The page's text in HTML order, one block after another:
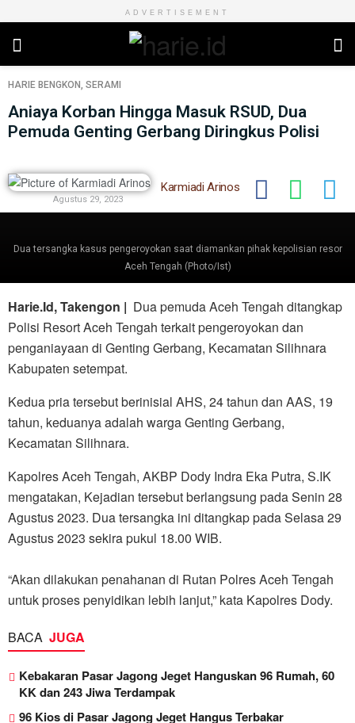
ADVERTISEMENT
HARIE BENGKON, SERAMI
Aniaya Korban Hingga Masuk RSUD, Dua
Pemuda Genting Gerbang Diringkus Polisi
Karmiadi Arinos
Agustus 29, 2023
Dua tersangka kasus pengeroyokan saat diamankan pihak kepolisian resor
Aceh Tengah (Photo/Ist)
Harie.Id, Takengon | Dua pemuda Aceh Tengah ditangkap
Polisi Resort Aceh Tengah terkait pengeroyokan dan
penganiayaan di Genting Gerbang, Kecamatan Silihnara
Kabupaten setempat.
Kedua pria tersebut berinisial AHS, 24 tahun dan AAS, 19
tahun, keduanya adalah warga Genting Gerbang,
Kecamatan Silihnara.
Kapolres Aceh Tengah, AKBP Dody Indra Eka Putra, S.IK
mengatakan, Kejadian tersebut berlangsung pada Senin 28
Agustus 2023. Dua tersangka ini ditangkap pada Selasa 29
Agustus 2023 sekira pukul 18.00 WIB.
“Akan dilakukan penahanan di Rutan Polres Aceh Tengah
untuk proses penyidikan lebih lanjut,” kata Kapolres Dody.
BACA JUGA
Kebakaran Pasar Jagong Jeget Hanguskan 96 Rumah, 60
KK dan 243 Jiwa Terdampak
96 Kios di Pasar Jagong Jeget Hangus Terbakar